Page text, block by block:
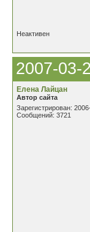
Неактивен
2007-03-
Елена Лайцан
Автор сайта
Зарегистрирован:
Сообщений: 3721